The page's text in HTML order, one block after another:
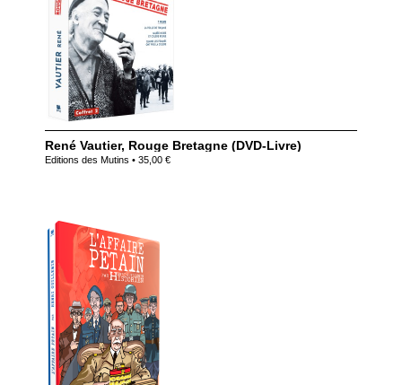
René Vautier, Rouge Bretagne (DVD-Livre)
Editions des Mutins • 35,00 €